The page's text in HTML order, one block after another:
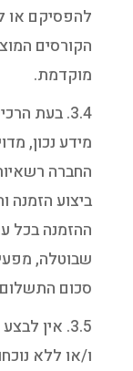
להפסיקם או
הקורסים
מוקדמת.
3.4. בעת
מידע נכון,
החברה
ביצוע הזמנה
ההזמנה בכל
שבוטלה,
סכום
3.5. אין
ו/או ללא